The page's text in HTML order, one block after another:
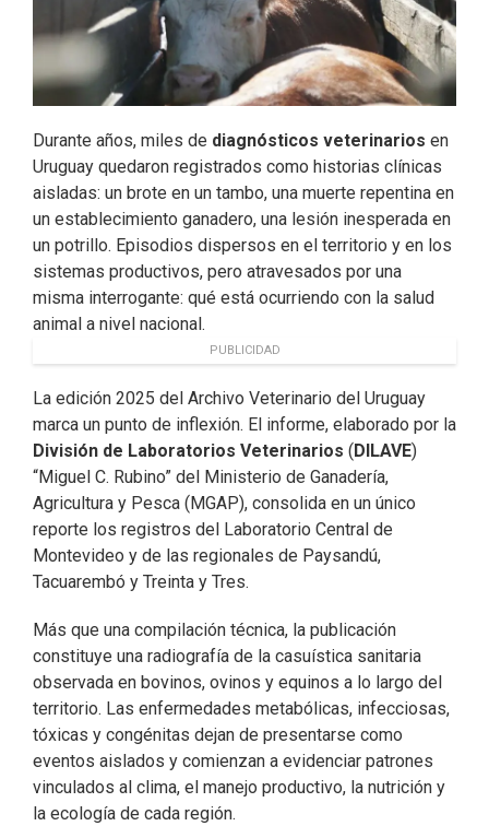
Durante años, miles de diagnósticos veterinarios en
Uruguay quedaron registrados como historias clínicas
aisladas: un brote en un tambo, una muerte repentina en
un establecimiento ganadero, una lesión inesperada en
un potrillo. Episodios dispersos en el territorio y en los
sistemas productivos, pero atravesados por una
misma interrogante: qué está ocurriendo con la salud
animal a nivel nacional.
PUBLICIDAD
La edición 2025 del Archivo Veterinario del Uruguay
marca un punto de inflexión. El informe, elaborado por la
División de Laboratorios Veterinarios ( DILAVE)
“Miguel C. Rubino” del Ministerio de Ganadería,
Agricultura y Pesca (MGAP), consolida en un único
reporte los registros del Laboratorio Central de
Montevideo y de las regionales de Paysandú,
Tacuarembó y Treinta y Tres.
Más que una compilación técnica, la publicación
constituye una radiografía de la casuística sanitaria
observada en bovinos, ovinos y equinos a lo largo del
territorio. Las enfermedades metabólicas, infecciosas,
tóxicas y congénitas dejan de presentarse como
eventos aislados y comienzan a evidenciar patrones
vinculados al clima, el manejo productivo, la nutrición y
la ecología de cada región.